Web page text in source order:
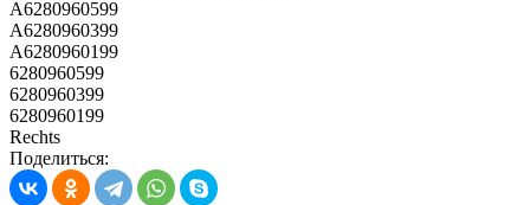
A6280960599
A6280960399
A6280960199
6280960599
6280960399
6280960199
Rechts
Поделиться: